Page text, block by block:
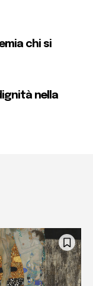
chi si
nella